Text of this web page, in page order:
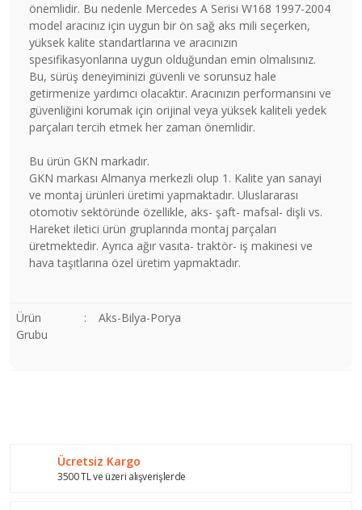
önemlidir. Bu nedenle Mercedes A Serisi W168 1997-2004
model aracınız için uygun bir ön sağ aks mili seçerken,
yüksek kalite standartlarına ve aracınızın
spesifikasyonlarına uygun olduğundan emin olmalısınız.
Bu, sürüş deneyiminizi güvenli ve sorunsuz hale
getirmenize yardımcı olacaktır. Aracınızın performansını ve
güvenliğini korumak için orijinal veya yüksek kaliteli yedek
parçaları tercih etmek her zaman önemlidir.
Bu ürün GKN markadır.
GKN markası Almanya merkezli olup 1. Kalite yan sanayi
ve montaj ürünleri üretimi yapmaktadır. Uluslararası
otomotiv sektöründe özellikle, aks- şaft- mafsal- dişli vs.
Hareket iletici ürün gruplarında montaj parçaları
üretmektedir. Ayrıca ağır vasıta- traktör- iş makinesi ve
hava taşıtlarına özel üretim yapmaktadır.
Ürün
Grubu
: Aks-Bilya-Porya
Ürün resmi kalitesiz, bozuk veya görüntülenemiyor.
Ücretsiz Kargo
3500 TL ve üzeri alışverişlerde